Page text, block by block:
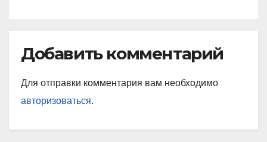
Добавить комментарий
Для отправки комментария вам необходимо
авторизоваться.